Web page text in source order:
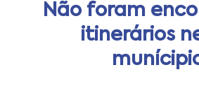
Não foram
itinerários